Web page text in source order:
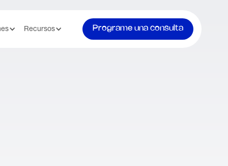
Recursos Programe una consulta